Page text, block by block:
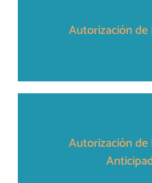
Autorización de
Autorización de